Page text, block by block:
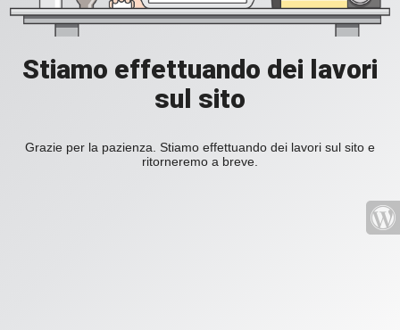
Stiamo effettuando dei lavori
sul sito
Grazie per la pazienza. Stiamo effettuando dei lavori sul sito e
ritorneremo a breve.